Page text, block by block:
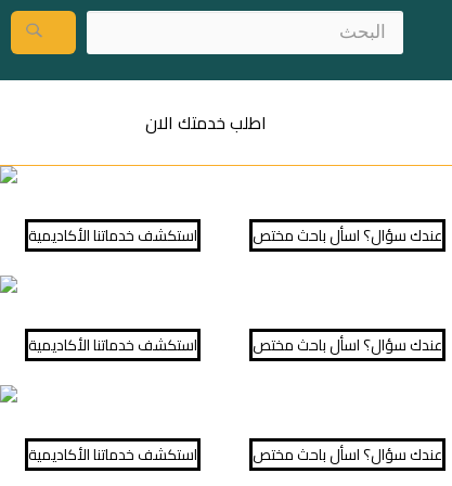
اطلب خدمتك الان
⁠استكشف خدماتنا الأكاديمية عندك سؤال؟ اسأل باحث مختص
⁠استكشف خدماتنا الأكاديمية عندك سؤال؟ اسأل باحث مختص
⁠استكشف خدماتنا الأكاديمية عندك سؤال؟ اسأل باحث مختص